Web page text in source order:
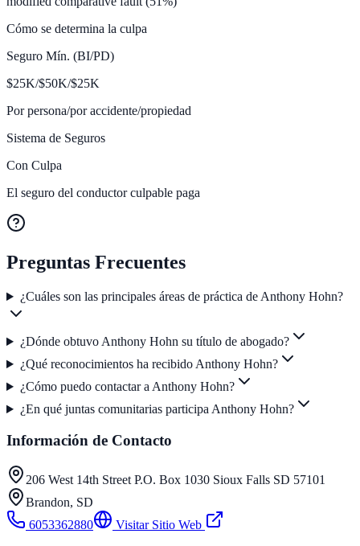
Cómo se determina la culpa
Seguro Mín. (BI/PD)
$25K/$50K/$25K
Por persona/por accidente/propiedad
Sistema de Seguros
Con Culpa
El seguro del conductor culpable paga
Preguntas Frecuentes
¿Cuáles son las principales áreas de práctica de Anthony Hohn?
¿Dónde obtuvo Anthony Hohn su título de abogado?
¿Qué reconocimientos ha recibido Anthony Hohn?
¿Cómo puedo contactar a Anthony Hohn?
¿En qué juntas comunitarias participa Anthony Hohn?
Información de Contacto
206 West 14th Street P.O. Box 1030 Sioux Falls SD 57101
Brandon, SD
6053362880
Visitar Sitio Web